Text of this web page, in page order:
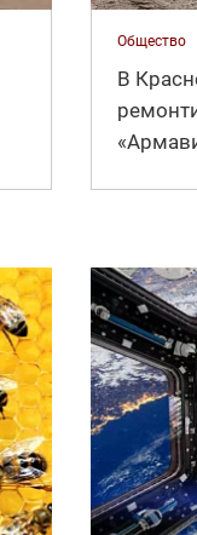
Общество
В